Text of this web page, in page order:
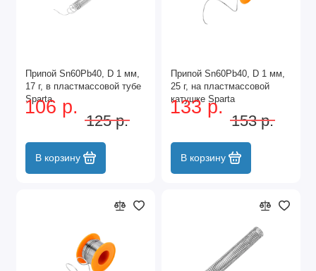
Припой Sn60Pb40, D 1 мм,
17 г, в пластмассовой тубе
Sparta
106 р.
125 р.
В корзину
Припой Sn60Pb40, D 1 мм,
25 г, на пластмассовой
катушке Sparta
133 р.
153 р.
В корзину